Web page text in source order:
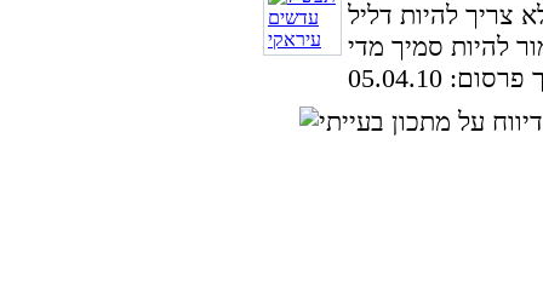
צריך להיות דליל
05.04.10